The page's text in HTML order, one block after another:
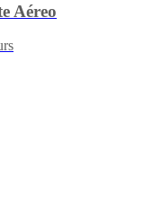
Aéreo